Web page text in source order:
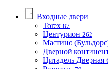
Входные двери
Torex 87
Центурион 262
Мастино
Дверной
Цитадель Дверная